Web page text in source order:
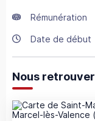
Rémunération
Date de début
Nous retrouver